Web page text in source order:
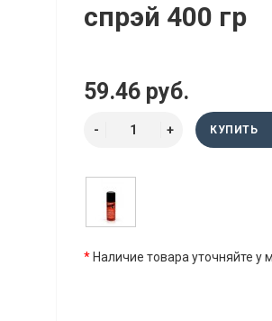
спрэй 400 гр
59.46 руб.
КУПИТЬ
* Наличие товара уточняйте у